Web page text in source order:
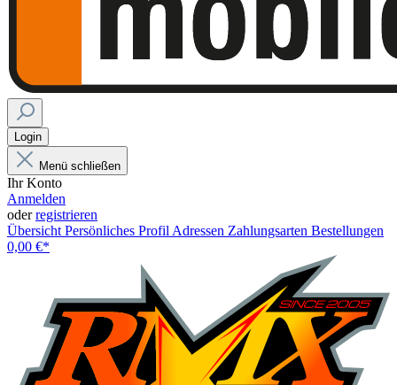
Login
Menü schließen
Ihr Konto
Anmelden
oderregistrieren
Übersicht Persönliches Profil Adressen Zahlungsarten Bestellungen
0,00 €*